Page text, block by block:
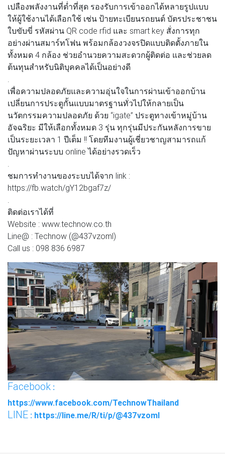
เปลืองพลังงานที่ต่ำที่สุด รองรับการเข้าออกได้หลายรูปแบบ
ให้ผู้ใช้งานได้เลือกใช้ เช่น ป้ายทะเบียนรถยนต์ บัตรประชาชน
ใบขับขี่ รหัสผ่าน QR code rfid และ smart key สั่งการทุก
อย่างผ่านสมาร์ทโฟน พร้อมกล้องวงจรปิดแบบติดตั้งภายใน
ทั้งหมด 4 กล้อง ช่วยอำนวยความสะดวกผู้ติดต่อ และช่วยลด
ต้นทุนสำหรับนิติบุคคลได้เป็นอย่างดี
เพื่อความปลอดภัยและความอุ่นใจในการผ่านเข้าออกบ้าน
เปลี่ยนการประตูกั้นแบบมาตรฐานทั่วไปให้กลายเป็น
นวัตกรรมความปลอดภัย ด้วย “igate” ประตูทางเข้าหมู่บ้าน
อัจฉริยะ มีให้เลือกทั้งหมด 3 รุ่น ทุกรุ่นมีประกันหลังการขาย
เป็นระยะเวลา 1 ปีเต็ม !! โดยทีมงานผู้เชี่ยวชาญสามารถแก้
ปัญหาผ่านระบบ online ได้อย่างรวดเร็ว
ชมการทำงานของระบบได้จาก link :
https://fb.watch/gY12bgaf7z/
ติดต่อเราได้ที่
Website : www.technow.co.th
Line@ : Technow (@437vzoml)
Call us : 098 836 6987
Facebook :
https://www.facebook.com/TechnowThailand
LINE : https://line.me/R/ti/p/@437vzoml